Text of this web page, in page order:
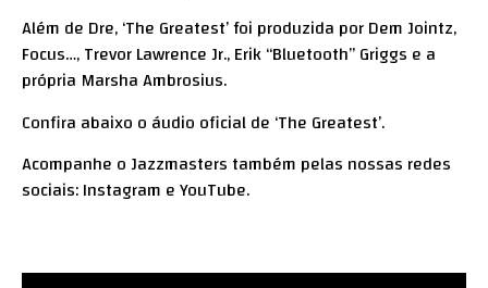
Além de Dre, ‘The Greatest’ foi produzida por Dem Jointz,
Focus…, Trevor Lawrence Jr., Erik “Bluetooth” Griggs e a
própria Marsha Ambrosius.
Confira abaixo o áudio oficial de ‘The Greatest’.
Acompanhe o Jazzmasters também pelas nossas redes
sociais:Instagram eYouTube.